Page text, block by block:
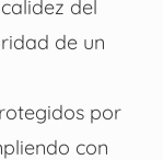
del
de un
por
con